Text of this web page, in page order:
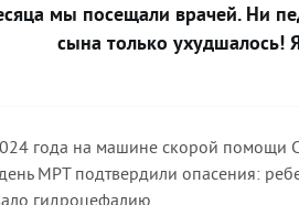
мы посещали врачей. Ни
сына только ухудшалось!
года на машине скорой помощи
МРТ подтвердили опасения:
гидроцефалию.